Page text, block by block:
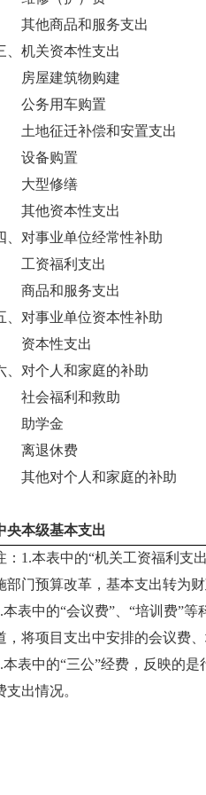
其他商品和服务支出
、机关资本性支出
房屋建筑物购建
公务用车购置
土地征迁补偿和安置支出
设备购置
大型修缮
其他资本性支出
、对事业单位经常性补助
工资福利支出
商品和服务支出
、对事业单位资本性补助
资本性支出
、对个人和家庭的补助
社会福利和救助
助学金
离退休费
其他对个人和家庭的补助
央本级基本支出
：1.本表中的“机关工资福利支
部门预算改革，基本支出转为
本表中的“会议费”、“培训费”
，将项目支出中安排的会议费
本表中的“三公”经费，反映的
支出情况。